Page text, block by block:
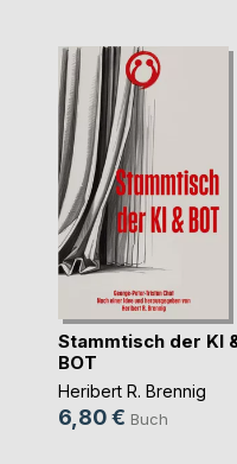
Stammtisch der KI
BOT
Heribert R. Brennig
6,80 € Buch